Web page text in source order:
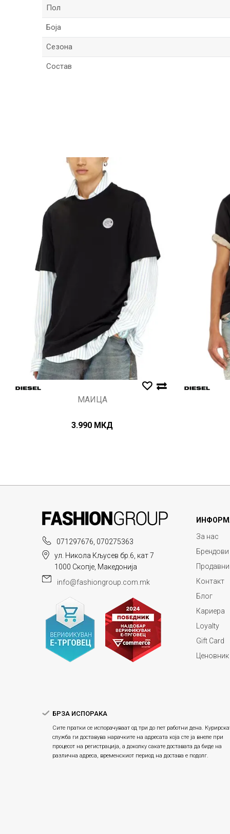
Пол
Боја
Сезона
Состав
Анти спам заштита - пресметајте колку е 2 + 3 :
МАИЦА
3.990 МКД
071297676, 070275363
ул. Никола Кљусев бр.6, кат 7
1000 Скопје, Македонија
info@fashiongroup.com.mk
За нас
Брендови
Контакт
Блог
Кариера
Loyalty
Gift Card
Ценовник
БРЗА ИСПОРАКА
Сите пратки се испорачуваат од три до пет работни дена.
служба ги доставува нарачките на адресата која сте ја внеле при
процесот на регистрација, а доколку сакате доставата да биде на
различна адреса, временскиот период на достава е подолг.